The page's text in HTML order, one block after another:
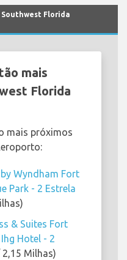
Florida
mais
Florida
mais próximos
Wyndham Fort
Park - 2 Estrela
& Suites Fort
Hotel - 2
2,15 Milhas)